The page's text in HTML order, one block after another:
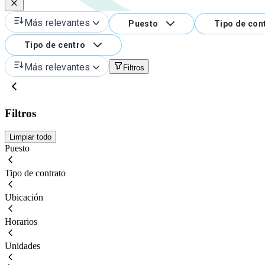
Más relevantes Puesto Tipo de
Tipo de centro
Más relevantes Filtros
Filtros
Limpiar todo
Puesto
Tipo de contrato
Ubicación
Horarios
Unidades